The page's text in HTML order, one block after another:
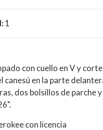
1
con cuello en V y
canesú en la parte
dos bolsillos de
con licencia